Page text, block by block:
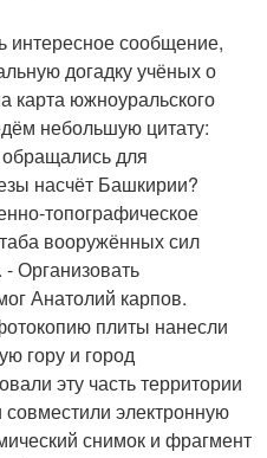
интересное сообщение,
догадку учёных о
карта южноуральского
небольшую цитату:
для
насчёт Башкирии?
топографическое
вооружённых сил
Организовать
Анатолий карпов.
плиты нанесли
гору и город
эту часть территории
электронную
снимок и фрагмент